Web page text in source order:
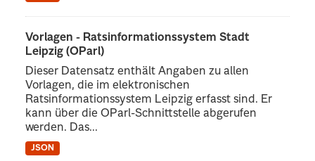
Vorlagen - Ratsinformationssystem Stadt
Leipzig (OParl)
Dieser Datensatz enthält Angaben zu allen
Vorlagen, die im elektronischen
Ratsinformationssystem Leipzig erfasst sind. Er
kann über die OParl-Schnittstelle abgerufen
werden. Das...
JSON